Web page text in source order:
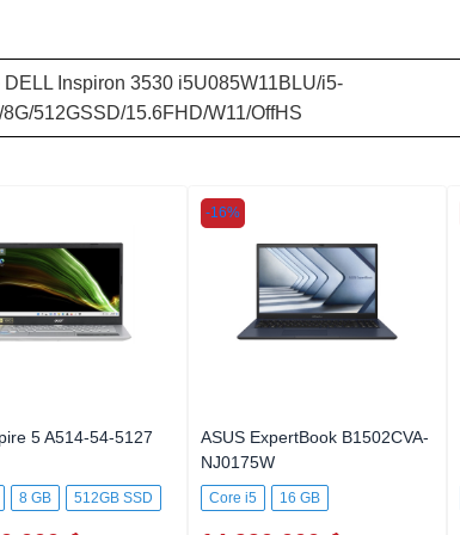
DELL Inspiron 3530 i5U085W11BLU/i5-
512GSSD/15.6FHD/W11/OffHS
5 A514-54-5127
8 GB 512GB SSD
ASUS ExpertBook B1502CVA-
NJ0175W
Core i5
16 GB
512GB SSD
-16%